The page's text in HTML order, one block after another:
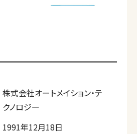
株式会社オートメイション・テ
クノロジー
1991年12月18日